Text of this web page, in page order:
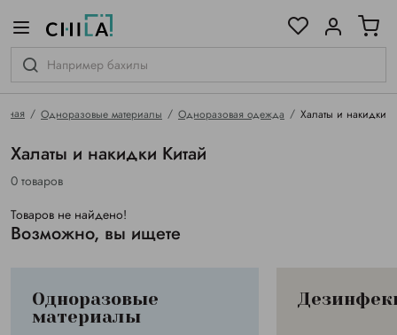
Одноразовые материалы Одноразовая одежда Халаты и накидки
Халаты и накидки Китай
0 товаров
Товаров не найдено!
Возможно, вы ищете
Одноразовые
материалы
гамме